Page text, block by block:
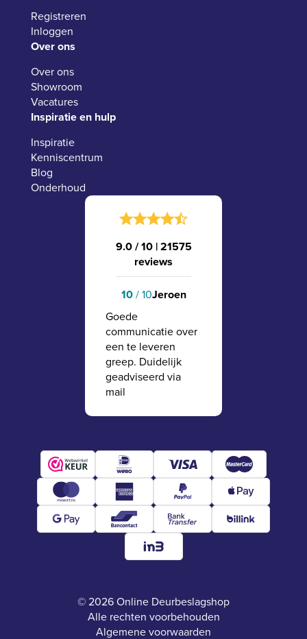
Registreren
Inloggen
Over ons
Over ons
Showroom
Vacatures
Inspiratie en hulp
Inspiratie
Kenniscentrum
Blog
Onderhoud
9.0 / 10 |21575
reviews
10/ 10Jeroen
Goede
communicatie over
een te leveren
greep. Duidelijk
geadviseerd via
mail
© 2026 Online Deurbeslagshop
Alle rechten voorbehouden
Algemene voorwaarden